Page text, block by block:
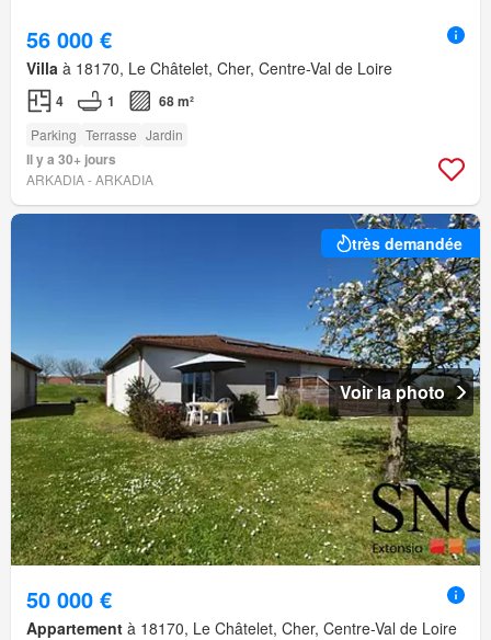
56 000 €
Villa à 18170, Le Châtelet, Cher, Centre-Val de Loire
4 1 68 m²
Parking Terrasse Jardin
Il y a 30+ jours
ARKADIA - ARKADIA
très demandée
Voir la photo
50 000 €
Appartement à 18170, Le Châtelet, Cher, Centre-Val de Loire